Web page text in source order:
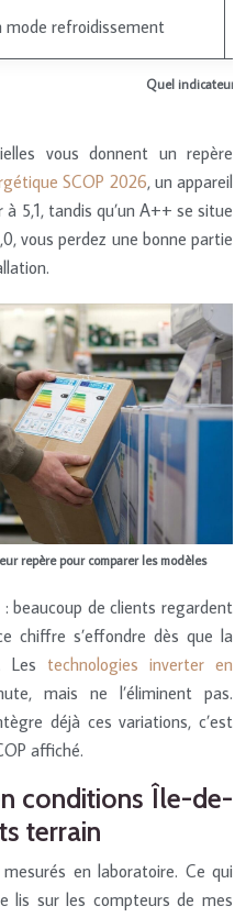
Quel indicateur
mode refroidissement
vous donnent un repère
SCOP 2026, un appareil
5,1, tandis qu’un A++ se situe
vous perdez une bonne partie
repère pour comparer les modèles
beaucoup de clients regardent
chiffre s’effondre dès que la
Les technologies inverter en
mais ne l’éliminent pas.
déjà ces variations, c’est
affiché.
conditions Île-de-
terrain
en laboratoire. Ce qui
lis sur les compteurs de mes